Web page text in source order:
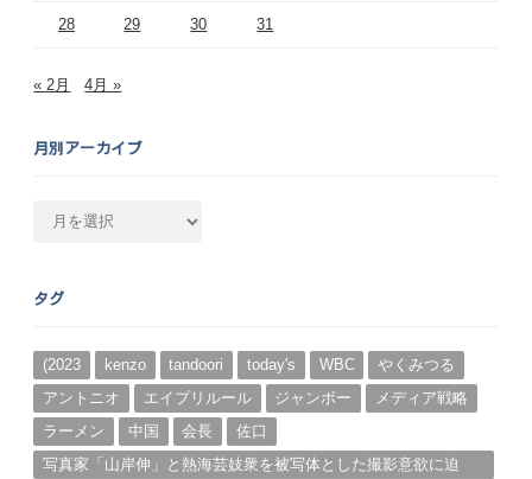
28 29 30 31
« 2月 4月 »
月別アーカイブ
カ
ブ
タグ
(2023 kenzo tandoori today's WBC
やくみつる
アントニオ
エイプリルール ジャンボー
メディア戦略
ラーメン
中国 会長
佐口
写真家「山岸伸」と熱海芸妓衆を被写体とした撮影意欲に迫